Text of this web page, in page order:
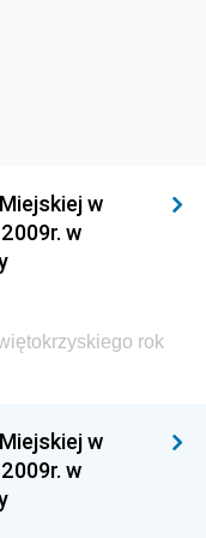
Ochrony
i Przemysłu
i Rozwoju
Ochrony
Ochrony
i
w
w
rok
w
w